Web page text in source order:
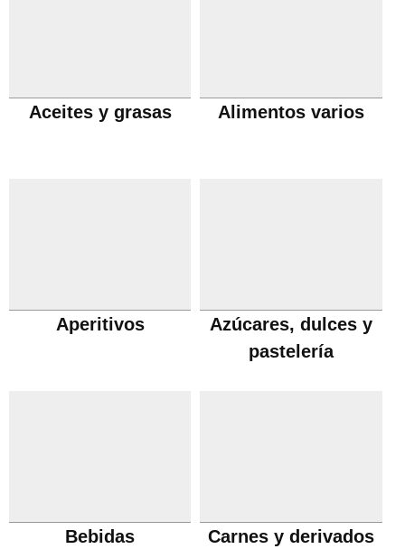
Aceites y grasas Alimentos varios
Aperitivos
Azúcares, dulces y
pastelería
Bebidas Carnes y derivados